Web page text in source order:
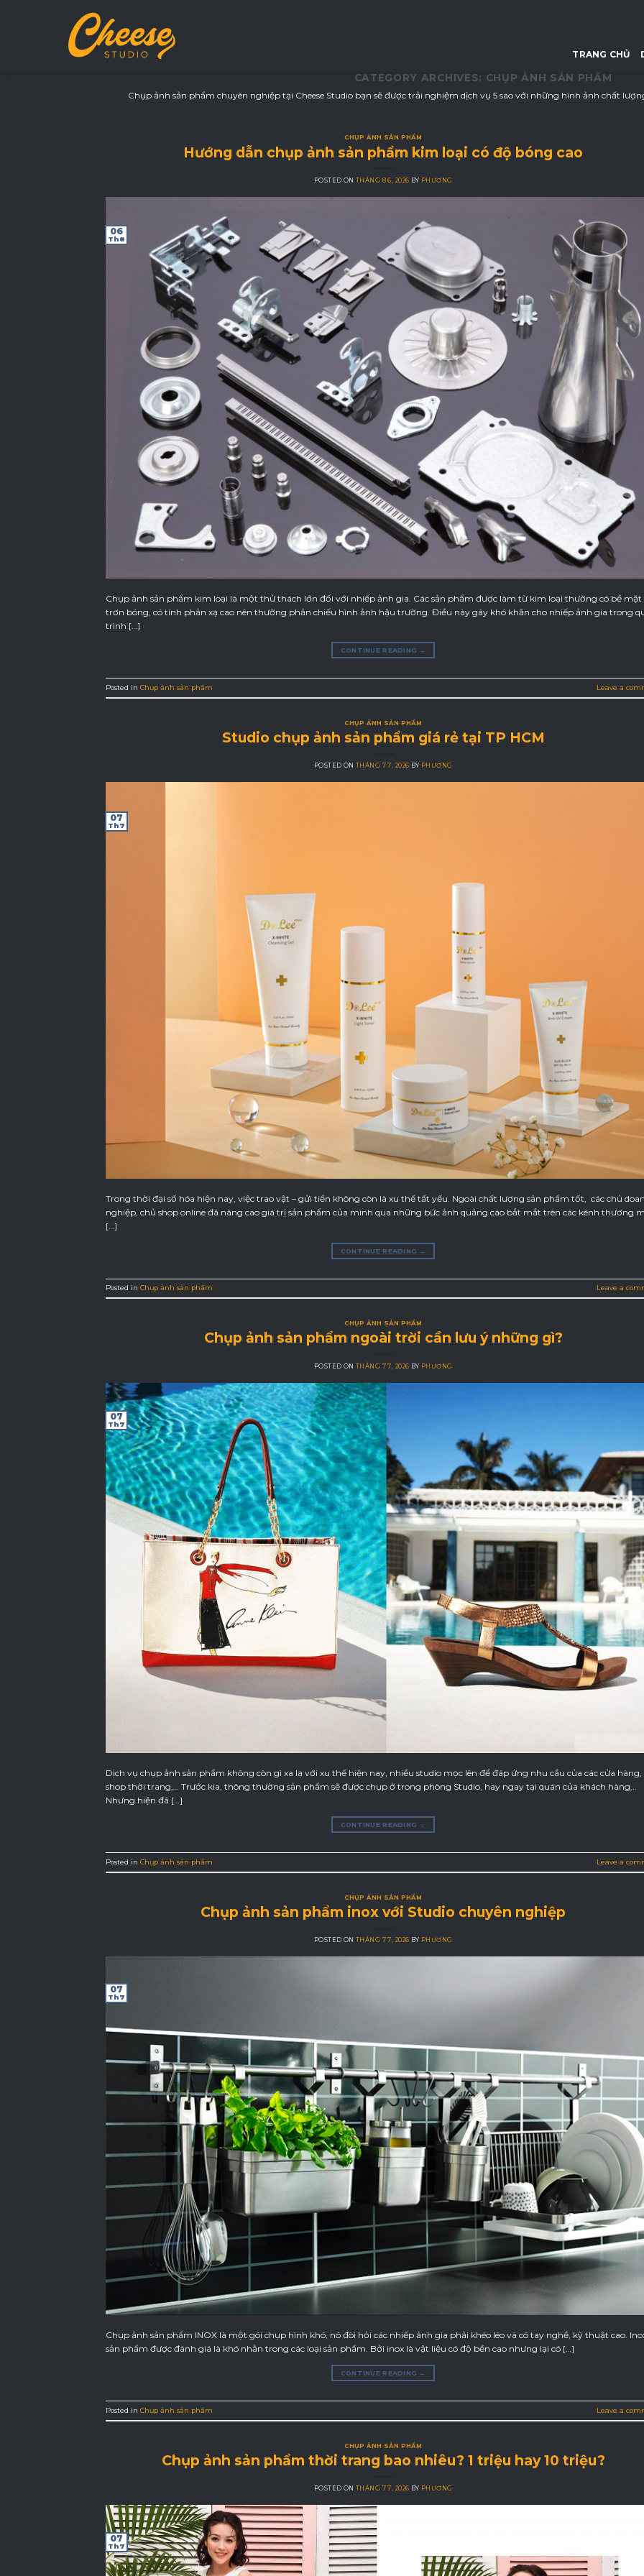
TRANG CHỦ
CATEGORY ARCHIVES: CHỤP ẢNH SẢN PHẨM
Chụp ảnh sản phẩm chuyên nghiệp tại Cheese Studio bạn sẽ được trải nghiệm dịch vụ 5 sao với những hình ảnh chất
CHỤP ẢNH SẢN PHẨM
Hướng dẫn chụp ảnh sản phẩm kim loại có độ bóng cao
POSTED ONTHÁNG 8 6, 2026 BY PHƯƠNG
06
Th8
Chụp ảnh sản phẩm kim loại là một thử thách lớn đối với nhiếp ảnh gia. Các sản phẩm được làm từ kim loại thường có bề mặt
trơn bóng, có tính phản xạ cao nên thường phản chiếu hình ảnh hậu trường. Điều này gây khó khăn cho nhiếp ảnh gia trong
trình […]
CONTINUE READING →
Posted in Chụp ảnh sản phẩm Leave a
CHỤP ẢNH SẢN PHẨM
Studio chụp ảnh sản phẩm giá rẻ tại TP HCM
POSTED ONTHÁNG 7 7, 2026 BY PHƯƠNG
07
Th7
Trong thời đại số hóa hiện nay, việc trao vật – gửi tiền không còn là xu thế tất yếu. Ngoài chất lượng sản phẩm tốt, các chủ
nghiệp, chủ shop online đã nâng cao giá trị sản phẩm của mình qua những bức ảnh quảng cáo bắt mắt trên các kênh thương
[…]
CONTINUE READING →
Posted in Chụp ảnh sản phẩm Leave a
CHỤP ẢNH SẢN PHẨM
Chụp ảnh sản phẩm ngoài trời cần lưu ý những gì?
POSTED ONTHÁNG 7 7, 2026 BY PHƯƠNG
07
Th7
Dịch vụ chụp ảnh sản phẩm không còn gì xa lạ với xu thế hiện nay, nhiều studio mọc lên để đáp ứng nhu cầu của các cửa hàng,
shop thời trang,… Trước kia, thông thường sản phẩm sẽ được chụp ở trong phòng Studio, hay ngay tại quán của khách hàng,..
Nhưng hiện đã […]
CONTINUE READING →
Posted in Chụp ảnh sản phẩm Leave a
CHỤP ẢNH SẢN PHẨM
Chụp ảnh sản phẩm inox với Studio chuyên nghiệp
POSTED ONTHÁNG 7 7, 2026 BY PHƯƠNG
07
Th7
Chụp ảnh sản phẩm INOX là một gói chụp hình khó, nó đòi hỏi các nhiếp ảnh gia phải khéo léo và có tay nghề, kỹ thuật cao.
sản phẩm được đánh giá là khó nhằn trong các loại sản phẩm. Bởi inox là vật liệu có độ bền cao nhưng lại có […]
CONTINUE READING →
Posted in Chụp ảnh sản phẩm Leave a
CHỤP ẢNH SẢN PHẨM
Chụp ảnh sản phẩm thời trang bao nhiêu? 1 triệu hay 10 triệu?
POSTED ONTHÁNG 7 7, 2026 BY PHƯƠNG
07
Th7